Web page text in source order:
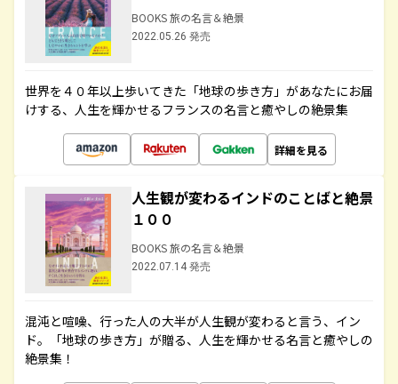
BOOKS 旅の名言＆絶景
2022.05.26 発売
世界を４０年以上歩いてきた「地球の歩き方」があなたにお届
けする、人生を輝かせるフランスの名言と癒やしの絶景集
詳細を見る
人生観が変わるインドのことばと絶景
１００
BOOKS 旅の名言＆絶景
2022.07.14 発売
混沌と喧噪、行った人の大半が人生観が変わると言う、イン
ド。「地球の歩き方」が贈る、人生を輝かせる名言と癒やしの
絶景集！